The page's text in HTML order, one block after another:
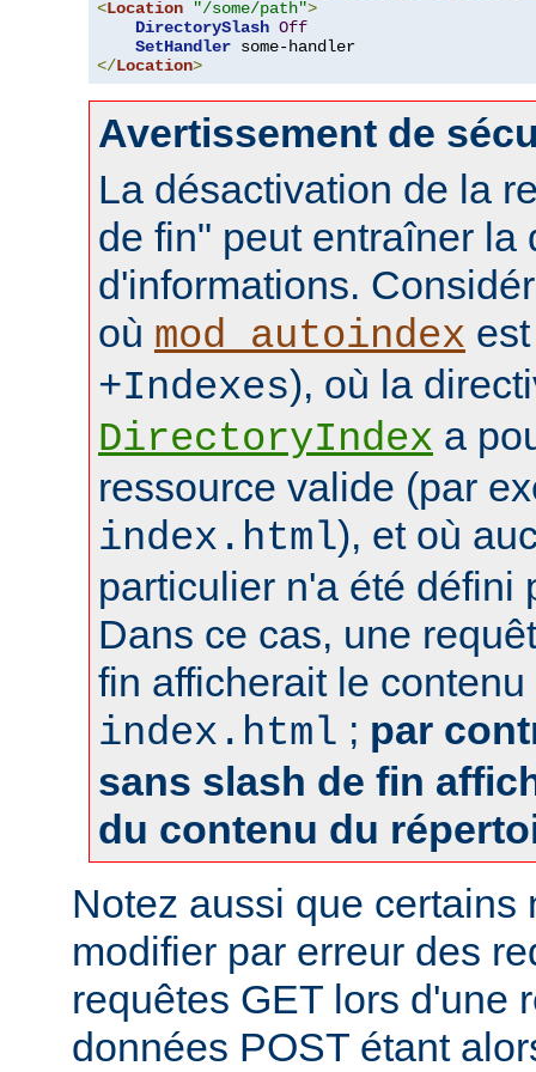
<Location "/some/path">
DirectorySlash Off
SetHandler
</Location>
Avertissement de
La désactivation de la
de fin" peut entraîner la
d'informations.
où mod_autoindex
+Indexes), où la
DirectoryIndex a
ressource valide (par
index.html), et où
particulier n'a été défini
Dans ce cas, une
fin afficherait le
index.html ; par
sans slash de fin
du contenu du
Notez aussi que certains
modifier par erreur des
requêtes GET lors d'une
données POST étant